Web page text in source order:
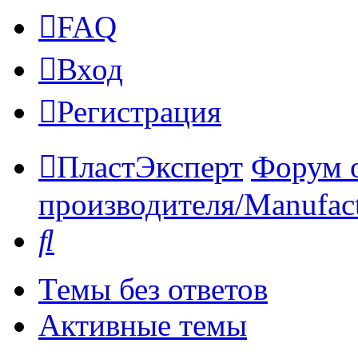
FAQ
Вход
Регистрация
ПластЭксперт Форум
производителя/
Темы без ответов
Активные темы